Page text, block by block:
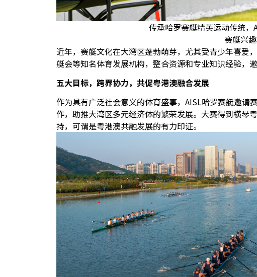
传承哈罗赛艇精英运动传统
赛艇兴
近年，赛艇文化在大湾区蓬勃萌芽，尤其受青少年喜爱
艇会等知名体育发展机构，整合资源和专业知识经验，
五大目标，跨界协力，共促粤港澳融合发展
作为具有广泛社会意义的体育盛事， AISL哈罗赛艇邀请
作，助推大湾区多元经济体的繁荣发展。大赛得到横琴
持，可谓是粤港澳共融发展的有力印证。